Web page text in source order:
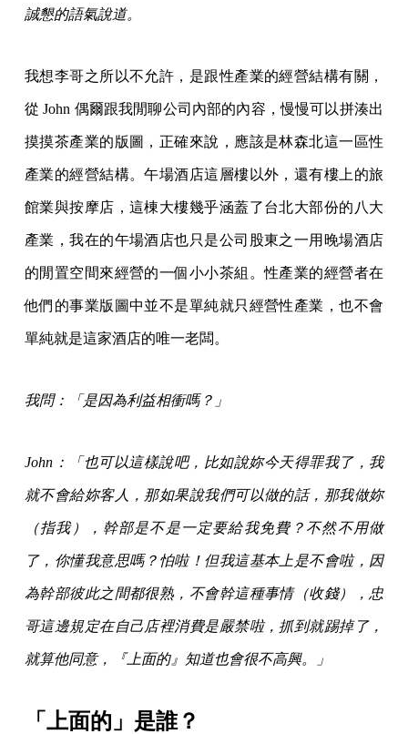
誠懇的語氣說道。
我想李哥之所以不允許，是跟性產業的經營結構有關，
從 John 偶爾跟我閒聊公司內部的內容，慢慢可以拼湊出
摸摸茶產業的版圖，正確來說，應該是林森北這一區性
產業的經營結構。午場酒店這層樓以外，還有樓上的旅
館業與按摩店，這棟大樓幾乎涵蓋了台北大部份的八大
產業，我在的午場酒店也只是公司股東之一用晚場酒店
的閒置空間來經營的一個小小茶組。性產業的經營者在
他們的事業版圖中並不是單純就只經營性產業，也不會
單純就是這家酒店的唯一老闆。
我問：「是因為利益相衝嗎？」
John：「也可以這樣說吧，比如說妳今天得罪我了，我
就不會給妳客人，那如果說我們可以做的話，那我做妳
（指我），幹部是不是一定要給我免費？不然不用做
了，你懂我意思嗎？怕啦！但我這基本上是不會啦，因
為幹部彼此之間都很熟，不會幹這種事情（收錢），忠
哥這邊規定在自己店裡消費是嚴禁啦，抓到就踢掉了，
就算他同意，『上面的』知道也會很不高興。」
「上面的」是誰？